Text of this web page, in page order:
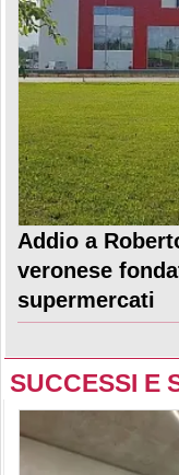
Addio a
veronese
supermercati
SUCCESSI E